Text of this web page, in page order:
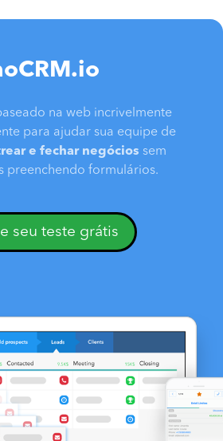
na web incrivelmente
para ajudar sua equipe de
e fechar negócios sem
preenchendo formulários.
seu teste grátis